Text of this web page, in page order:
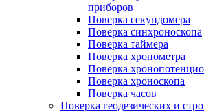
приборов
Поверка секундомера
Поверка синхроноскопа
Поверка таймера
Поверка хронометра
Поверка
Поверка хроноскопа
Поверка часов
Поверка геодезических и